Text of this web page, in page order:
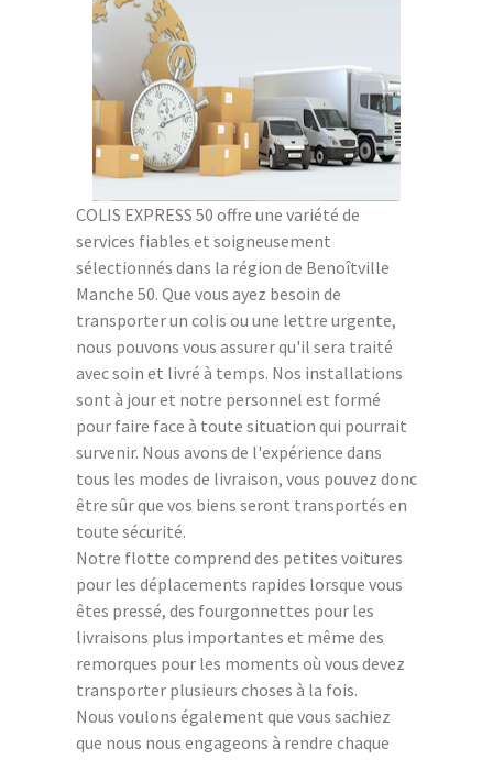
COLIS EXPRESS 50 offre une variété de
services fiables et soigneusement
sélectionnés dans la région de Benoîtville
Manche 50. Que vous ayez besoin de
transporter un colis ou une lettre urgente,
nous pouvons vous assurer qu'il sera traité
avec soin et livré à temps. Nos installations
sont à jour et notre personnel est formé
pour faire face à toute situation qui pourrait
survenir. Nous avons de l'expérience dans
tous les modes de livraison, vous pouvez donc
être sûr que vos biens seront transportés en
toute sécurité.
Notre flotte comprend des petites voitures
pour les déplacements rapides lorsque vous
êtes pressé, des fourgonnettes pour les
livraisons plus importantes et même des
remorques pour les moments où vous devez
transporter plusieurs choses à la fois.
Nous voulons également que vous sachiez
que nous nous engageons à rendre chaque